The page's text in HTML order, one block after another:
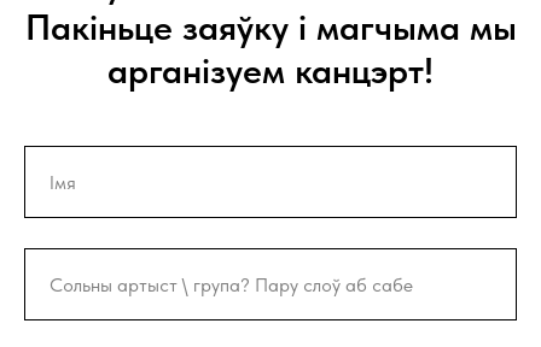
Пакіньце заяўку і магчыма мы
арганізуем канцэрт!